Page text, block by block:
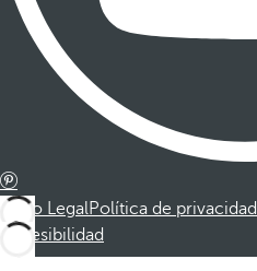
Aviso LegalPolítica de privacidad
Accesibilidad